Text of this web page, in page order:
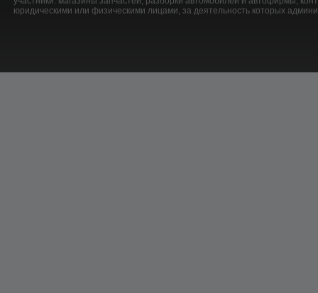
юридическими или физическими лицами, за деятельность которых